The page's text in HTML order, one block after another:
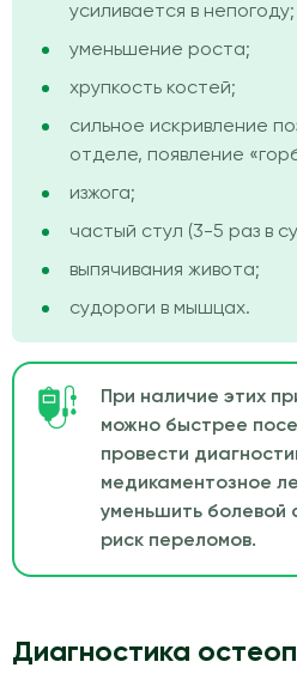
усиливается в непогоду;
уменьшение роста;
хрупкость костей;
сильное искривление
отделе, появление
изжога;
частый стул (3-5 раз в
выпячивания живота;
судороги в мышцах.
При наличие этих
можно быстрее
провести
медикаментозное
уменьшить болевой
риск переломов.
Диагностика